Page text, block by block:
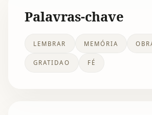
Palavras-chave
LEMBRAR MEMÓRIA
GRATIDAO FÉ